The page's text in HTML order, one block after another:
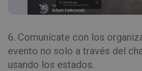
6. Comunícate con los
evento no solo a través del
usando los estados.